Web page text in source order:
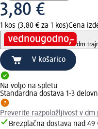
3,80 €
1 kos (3,80 € za 1 kos)Cena
dm
V košarico
Na voljo na spletu
Standardna dostava 1-3
Preverite razpoložljivost v dm
Brezplačna dostava nad 49